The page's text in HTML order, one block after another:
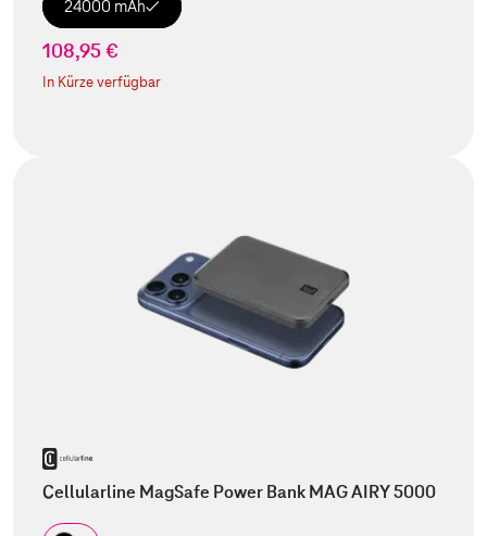
24000 mAh
108,95 €
In Kürze verfügbar
Cellularline MagSafe Power Bank MAG AIRY 5000